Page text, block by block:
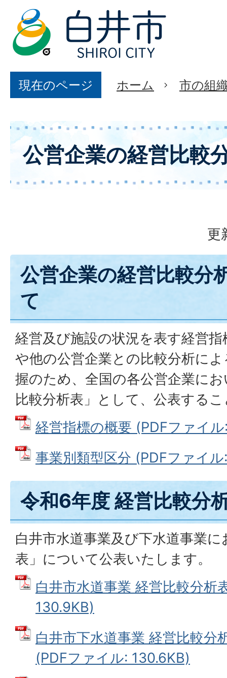
現在のページ ホーム 市の組
公営企業の経営比較
更
公営企業の経営比較分
て
経営及び施設の状況を表す経営
や他の公営企業との比較分析に
握のため、全国の各公営企業に
比較分析表」として、公表する
経営指標の概要 (PDFファイ
事業別類型区分 (PDFファイル
令和6年度 経営比較分
白井市水道事業及び下水道事業
表」について公表いたします。
白井市水道事業 経営比較分析
130.9KB)
白井市下水道事業 経営比較分
(PDFファイル: 130.6KB)